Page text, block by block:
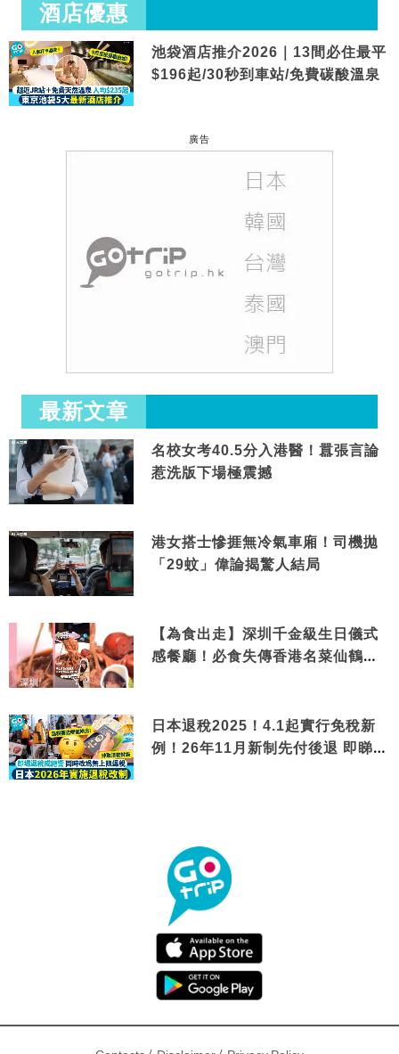
酒店優惠
池袋酒店推介2026｜13間必住最平
$196起/30秒到車站/免費碳酸溫泉
廣告
最新文章
名校女考40.5分入港醫！囂張言論
惹洗版下場極震撼
港女搭士慘捱無冷氣車廂！司機拋
「29蚊」偉論揭驚人結局
【為食出走】深圳千金級生日儀式
感餐廳！必食失傳香港名菜仙鶴神
日本退稅2025！4.1起實行免稅新
例！26年11月新制先付後退 即睇步